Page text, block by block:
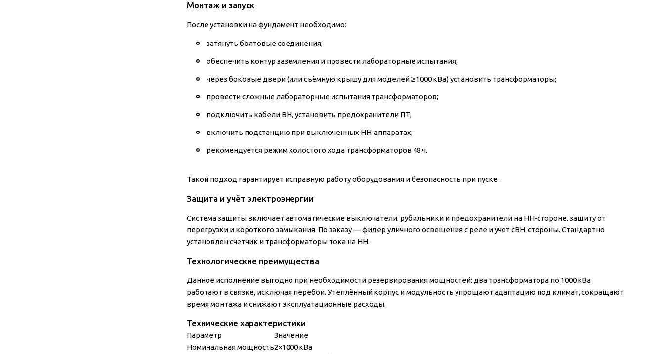
Монтаж и запуск
После установки на фундамент необходимо:
затянуть болтовые соединения;
обеспечить контур заземления и провести лабораторные испытания;
через боковые двери (или съёмную крышу для моделей ≥ 1000 кВа) установить трансформаторы;
провести сложные лабораторные испытания трансформаторов;
подключить кабели ВН, установить предохранители ПТ;
включить подстанцию при выключенных НН‑аппаратах;
рекомендуется режим холостого хода трансформаторов 48 ч.
Такой подход гарантирует исправную работу оборудования и безопасность при пуске.
Защита и учёт электроэнергии
Система защиты включает автоматические выключатели, рубильники и предохранители на НН‑стороне, защиту от
перегрузки и короткого замыкания. По заказу — фидер уличного освещения с реле и учёт сВН‑стороны. Стандартно
установлен счётчик и трансформаторы тока на НН.
Технологические преимущества
Данное исполнение выгодно при необходимости резервирования мощностей: два трансформатора по 1000 кВа
работают в связке, исключая перебои. Утеплённый корпус и модульность упрощают адаптацию под климат, сокращают
время монтажа и снижают эксплуатационные расходы.
Технические характеристики
Параметр
Значение
Номинальная мощность2×1000 кВа